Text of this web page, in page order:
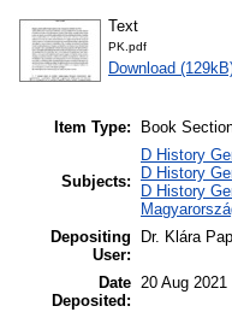
Text
PK.pdf
Download
Item Type: Book
Subjects:
D History
D History
D History
Depositing
User:
Dr. Klára
Date
Deposited:
20 Aug 2021